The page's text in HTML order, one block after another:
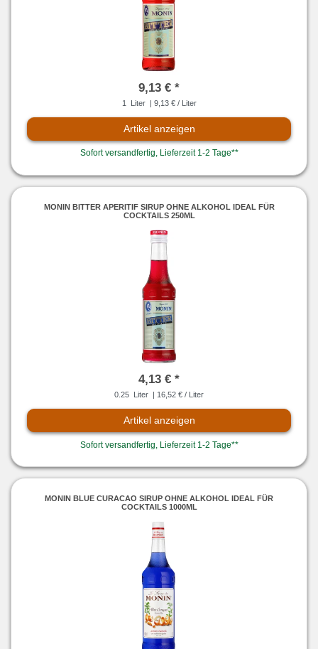
9,13 € *
1 Liter | 9,13 € / Liter
Artikel anzeigen
Sofort versandfertig, Lieferzeit 1-2 Tage**
MONIN BITTER APERITIF SIRUP OHNE ALKOHOL IDEAL FÜR
COCKTAILS 250ML
4,13 € *
0.25 Liter | 16,52 € / Liter
Artikel anzeigen
Sofort versandfertig, Lieferzeit 1-2 Tage**
MONIN BLUE CURACAO SIRUP OHNE ALKOHOL IDEAL FÜR
COCKTAILS 1000ML